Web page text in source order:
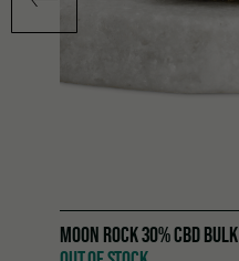
MOON ROCK 30% CBD BULK